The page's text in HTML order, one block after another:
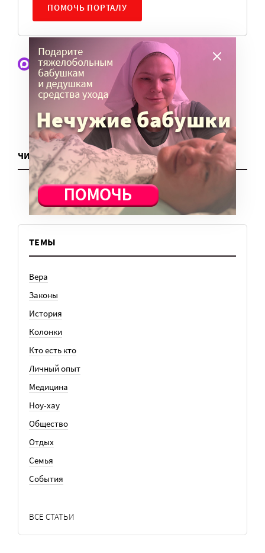
ПОМОЧЬ ПОРТАЛУ
Наши статьи и новости в Max. Подпишитесь
ЧИТАТЬ ЕЩЕ
ТЕМЫ
Вера
Законы
История
Колонки
Кто есть кто
Личный опыт
Медицина
Ноу-хау
Общество
Отдых
Семья
События
ВСЕ СТАТЬИ